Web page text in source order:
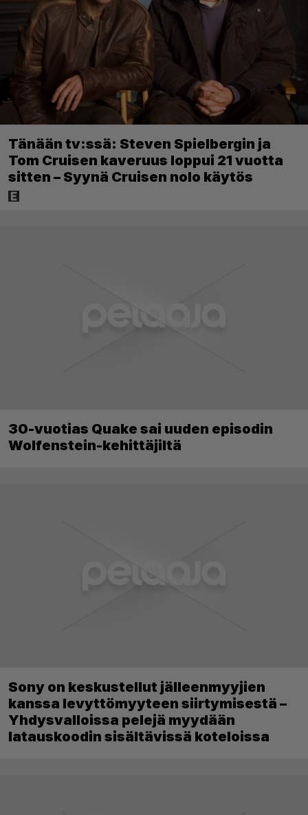
Tänään tv:ssä: Steven Spielbergin ja
Tom Cruisen kaveruus loppui 21 vuotta
sitten – Syynä Cruisen nolo käytös
30-vuotias Quake sai uuden episodin
Wolfenstein-kehittäjiltä
Sony on keskustellut jälleenmyyjien
kanssa levyttömyyteen siirtymisestä –
Yhdysvalloissa pelejä myydään
latauskoodin sisältävissä koteloissa